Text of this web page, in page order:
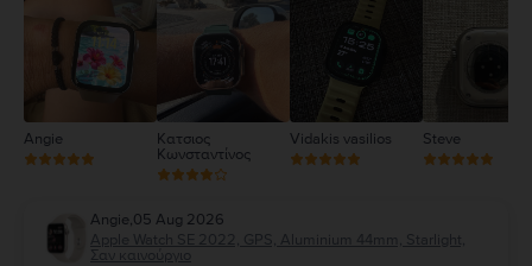
1
Angie
Κατσιος
Κωνσταντίνος
Vidakis vasilios Steve
Angie,05 Aug 2026
Apple Watch SE 2022, GPS, Aluminium 44mm, Starlight,
Σαν καινούργιο